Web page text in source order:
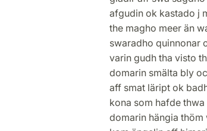
afgudin ok kastado j
the magho meer än
swaradho quinnonar
varin gudh tha visto
domarin smälta bly
aff smat läript ok
kona som hafde
domarin hängia